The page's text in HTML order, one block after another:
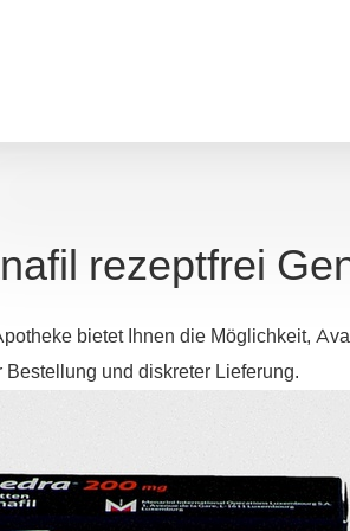
rezeptfrei
bietet Ihnen die Möglichkeit,
Bestellung und diskreter Lieferung.